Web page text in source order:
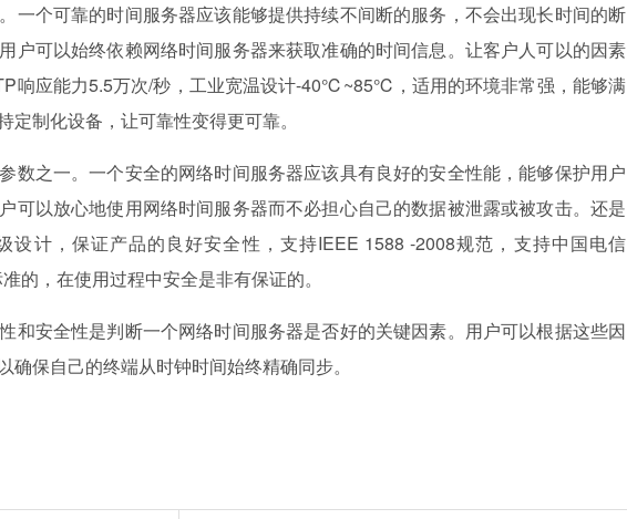
一个可靠的时间服务器应该能够提供持续不间断的服务，不会出现长时间的断
户可以始终依赖网络时间服务器来获取准确的时间信息。让客户人可以的因素
响应能力5.5万次/秒，工业宽温设计-40℃~85℃，适用的环境非常强，能够满
制化设备，让可靠性变得更可靠。
数之一。一个安全的网络时间服务器应该具有良好的安全性能，能够保护用户
可以放心地使用网络时间服务器而不必担心自己的数据被泄露或被攻击。还是
设计，保证产品的良好安全性，支持IEEE 1588 -2008规范，支持中国电信
的，在使用过程中安全是非有保证的。
和安全性是判断一个网络时间服务器是否好的关键因素。用户可以根据这些因
保自己的终端从时钟时间始终精确同步。